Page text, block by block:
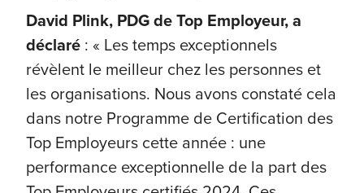
David Plink, PDG de Top Employeur, a
déclaré : « Les temps exceptionnels
révèlent le meilleur chez les personnes et
les organisations. Nous avons constaté cela
dans notre Programme de Certification des
Top Employeurs cette année : une
performance exceptionnelle de la part des